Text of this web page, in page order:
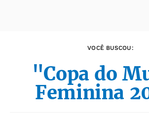
VOCÊ BUSCOU:
"Copa do
Feminina